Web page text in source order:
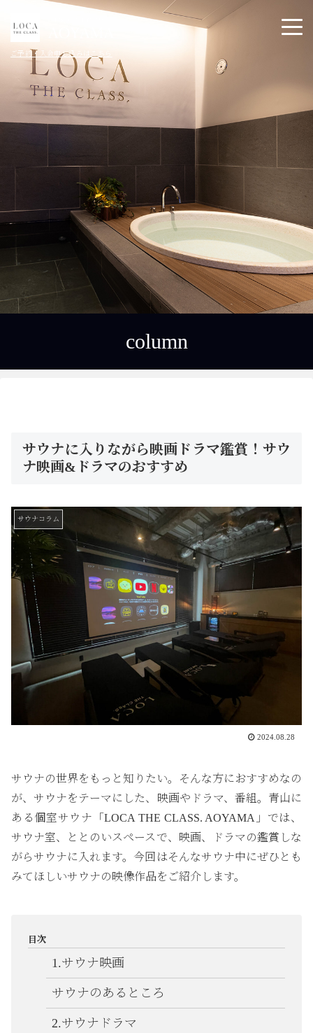
ご予約・入会申し込みはこちら
column
サウナに入りながら映画ドラマ鑑賞！サウ
ナ映画&ドラマのおすすめ
サウナコラム
2024.08.28
サウナの世界をもっと知りたい。そんな方におすすめなの
が、サウナをテーマにした、映画やドラマ、番組。青山に
ある個室サウナ「LOCA THE CLASS. AOYAMA」では、
サウナ室、ととのいスペースで、映画、ドラマの鑑賞しな
がらサウナに入れます。今回はそんなサウナ中にぜひとも
みてほしいサウナの映像作品をご紹介します。
目次
1.サウナ映画
サウナのあるところ
2.サウナドラマ